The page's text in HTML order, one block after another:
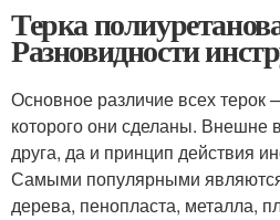
Терка
Разновидности
Основное различие всех терок
которого они сделаны. Внешне
друга, да и принцип действия
Самыми популярными являются
дерева, пенопласта, металла,